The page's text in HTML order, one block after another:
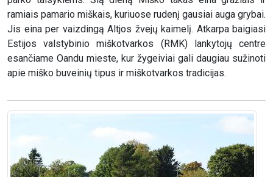
ramiais pamario miškais, kuriuose rudenį gausiai auga grybai.
Jis eina per vaizdingą Altjos žvejų kaimelį. Atkarpa baigiasi
Estijos valstybinio miškotvarkos (RMK) lankytojų centre
esančiame Oandu mieste, kur žygeiviai gali daugiau sužinoti
apie miško buveinių tipus ir miškotvarkos tradicijas.